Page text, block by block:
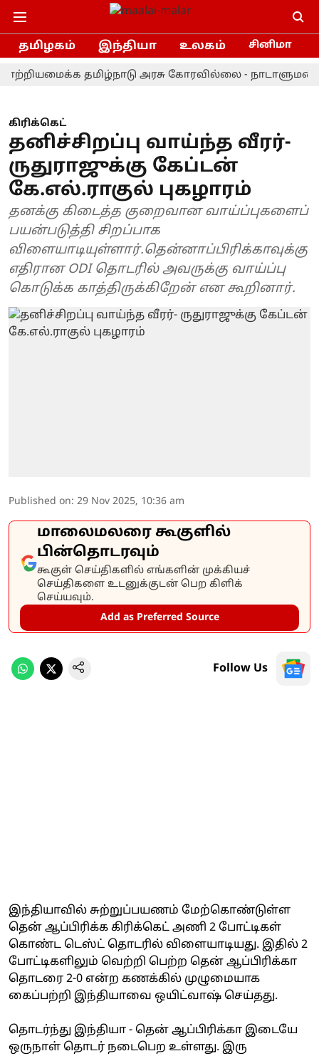
தமிழகம் இந்தியா உலகம் சினிமா
தமிழ்நாடு அரசு கோரவில்லை -
கிரிக்கெட்
தனிச்சிறப்பு வாய்ந்த வீரர்-
ருதுராஜுக்கு கேப்டன்
கே.எல்.ராகுல் புகழாரம்
தனக்கு கிடைத்த குறைவான வாய்ப்புகளைப்
பயன்படுத்தி சிறப்பாக
விளையாடியுள்ளார்.தென்னாப்பிரிக்காவுக்கு
எதிரான ODI தொடரில் அவருக்கு வாய்ப்பு
கொடுக்க காத்திருக்கிறேன் என கூறினார்.
Published on: 29 Nov 2025, 10:36 am
மாலைமலரை கூகுளில்
பின்தொடரவும்
கூகுள் செய்திகளில் எங்களின் முக்கியச்
செய்திகளை உடனுக்குடன் பெற கிளிக்
செய்யவும்.
Add as Preferred Source
Follow Us
இந்தியாவில் சுற்றுப்பயணம் மேற்கொண்டுள்ள
தென் ஆப்பிரிக்க கிரிக்கெட் அணி 2 போட்டிகள்
கொண்ட டெஸ்ட் தொடரில் விளையாடியது. இதில் 2
போட்டிகளிலும் வெற்றி பெற்ற தென் ஆப்பிரிக்கா
தொடரை 2-0 என்ற கணக்கில் முழுமையாக
கைப்பற்றி இந்தியாவை ஒயிட்வாஷ் செய்தது.
தொடர்ந்து இந்தியா - தென் ஆப்பிரிக்கா இடையே
ஒருநாள் தொடர் நடைபெற உள்ளது. இரு